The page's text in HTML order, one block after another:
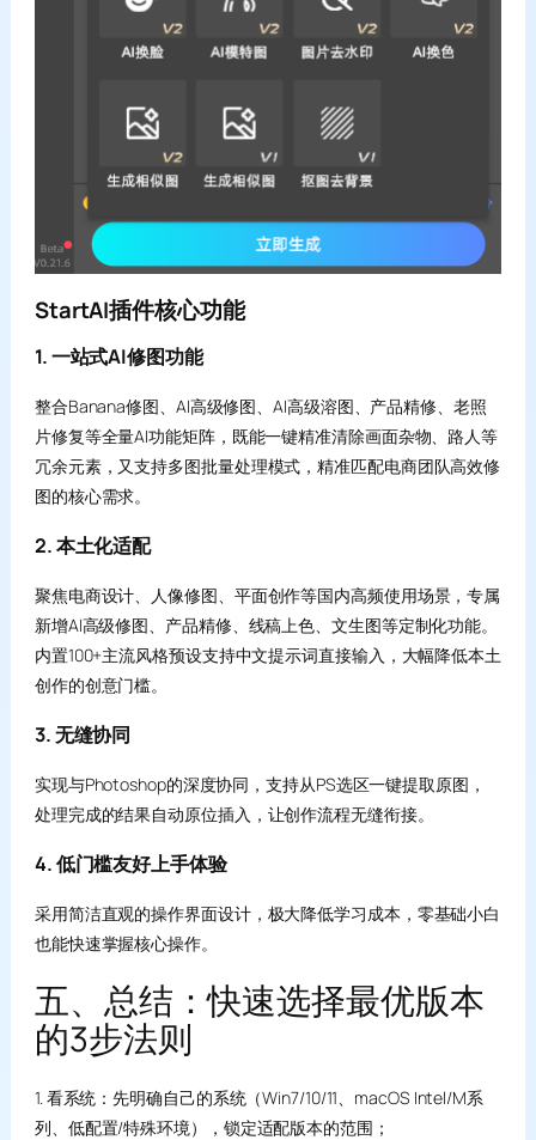
StartAI插件核心功能
1. 一站式AI修图功能
整合Banana修图、AI高级修图、AI高级溶图、产品精修、老照
片修复等全量AI功能矩阵，既能一键精准清除画面杂物、路人等
冗余元素，又支持多图批量处理模式，精准匹配电商团队高效修
图的核心需求。
2. 本土化适配
聚焦电商设计、人像修图、平面创作等国内高频使用场景，专属
新增AI高级修图、产品精修、线稿上色、文生图等定制化功能。
内置100+主流风格预设支持中文提示词直接输入，大幅降低本土
创作的创意门槛。
3. 无缝协同
实现与Photoshop的深度协同，支持从PS选区一键提取原图，
处理完成的结果自动原位插入，让创作流程无缝衔接。
4. 低门槛友好上手体验
采用简洁直观的操作界面设计，极大降低学习成本，零基础小白
也能快速掌握核心操作。
五、总结：快速选择最优版本
的3步法则
1. 看系统：先明确自己的系统（Win7/10/11、macOS Intel/M系
列、低配置/特殊环境），锁定适配版本的范围；